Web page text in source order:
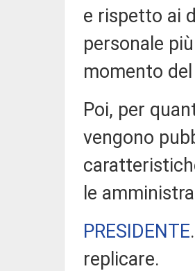
e rispetto ai
personale
momento
Poi, per
vengono
le
PRESIDENTE
replicare.